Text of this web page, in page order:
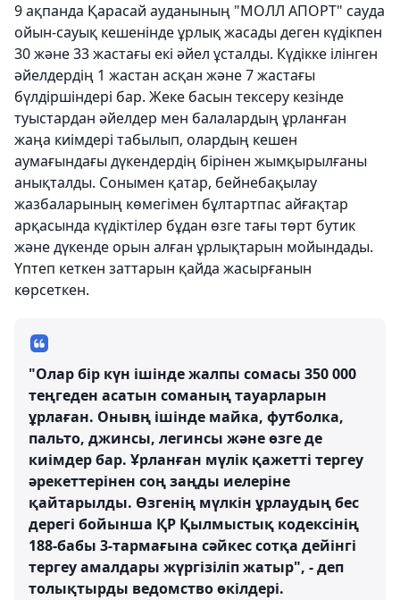
9 ақпанда Қарасай ауданының "МОЛЛ АПОРТ" сауда
ойын-сауық кешенінде ұрлық жасады деген күдікпен
30 және 33 жастағы екі әйел ұсталды. Күдікке ілінген
әйелдердің 1 жастан асқан және 7 жастағы
бүлдіршіндері бар. Жеке басын тексеру кезінде
туыстардан әйелдер мен балалардың ұрланған
жаңа киімдері табылып, олардың кешен
аумағындағы дүкендердің бірінен жымқырылғаны
анықталды. Сонымен қатар, бейнебақылау
жазбаларының көмегімен бұлтартпас айғақтар
арқасында күдіктілер бұдан өзге тағы төрт бутик
және дүкенде орын алған ұрлықтарын мойындады.
Үптеп кеткен заттарын қайда жасырғанын
көрсеткен.
"Олар бір күн ішінде жалпы сомасы 350 000
теңгеден асатын соманың тауарларын
ұрлаған. Онывң ішінде майка, футболка,
пальто, джинсы, легинсы және өзге де
киімдер бар. Ұрланған мүлік қажетті тергеу
әрекеттерінен соң заңды иелеріне
қайтарылды. Өзгенің мүлкін ұрлаудың бес
дерегі бойынша ҚР Қылмыстық кодексінің
188-бабы 3-тармағына сәйкес сотқа дейінгі
тергеу амалдары жүргізіліп жатыр", - деп
толықтырды ведомство өкілдері.